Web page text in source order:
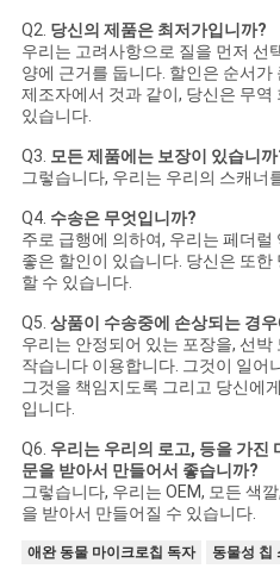
Q2. 당신의 제품은 최저가입니까?
우리는 고려사항으로 질을 먼저 선
양에 근거를 둡니다. 할인은 순서가
제조자에서 것과 같이, 당신은 무역
있습니다.
Q3. 모든 제품에는 보장이 있습니까
그렇습니다, 우리는 우리의 스캐너
Q4. 수송은 무엇입니까?
주로 급행에 의하여, 우리는 페더럴
좋은 할인이 있습니다. 당신은 또
할 수 있습니다.
Q5. 상품이 수송중에 손상되는 경
우리는 안정되어 있는 포장을, 선
작습니다 이용합니다. 그것이 일어
그것을 책임지도록 그리고 당신에
입니다.
Q6. 우리는 우리의 로고, 등을 가진
문을 받아서 만들어서 좋습니까?
그렇습니다, 우리는 OEM, 모든 색
을 받아서 만들어질 수 있습니다.
애완 동물 마이크로칩 독자 동물성 칩